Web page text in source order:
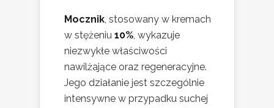
Mocznik, stosowany w kremach
w stężeniu 10%, wykazuje
niezwykłe właściwości
nawilżające oraz regeneracyjne.
Jego działanie jest szczególnie
intensywne w przypadku suchej